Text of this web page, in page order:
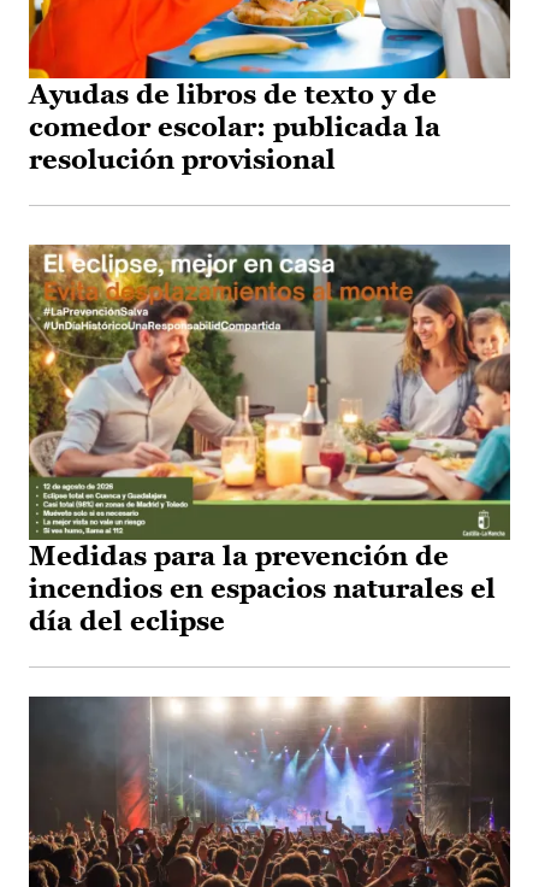
Ayudas de libros de texto y de
comedor escolar: publicada la
resolución provisional
Medidas para la prevención de
incendios en espacios naturales el
día del eclipse